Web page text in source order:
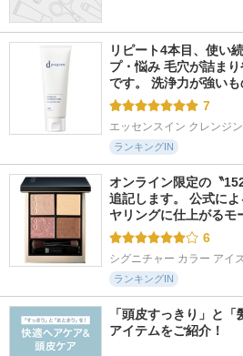
リピート4本目、使い
プ・悩み 毛穴が詰ま
です。 洗浄力が強い
7
エッセンスイン クレンジ
ランキングIN
オンライン限定の〝
追記します。 公式に
ヤリングに仕上がる
6
シグニチャー カラー アイ
ランキングIN
「頭皮すっきり」と
アイテムをご紹介！